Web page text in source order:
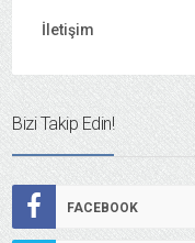
İletişim
Bizi Takip Edin!
FACEBOOK